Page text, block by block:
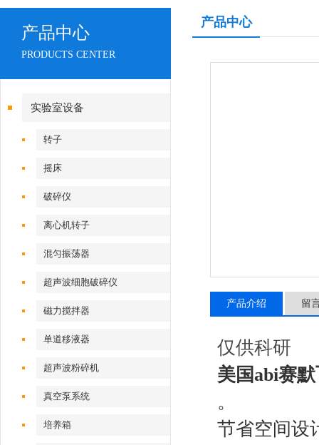
产品中心
PRODUCTS CENTER
实验室设备
转子
摇床
破碎仪
离心机转子
混匀振荡器
超声波细胞破碎仪
磁力搅拌器
单道移液器
超声波粉碎机
真空泵系统
培养箱
产品中心
产品介绍 留
仅供科研
美国abi赛
。
节省空间设